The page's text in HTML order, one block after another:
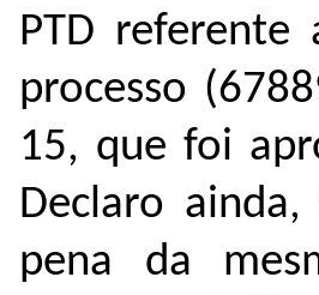
PTD
processo (
15, que foi
Declaro
pena da